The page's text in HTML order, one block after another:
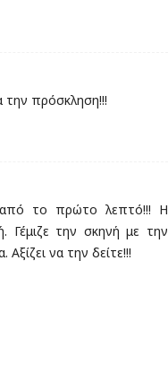
την πρόσκληση!!!
από το πρώτο λεπτό!!! Η
Γέμιζε την σκηνή με την
να την δείτε!!!